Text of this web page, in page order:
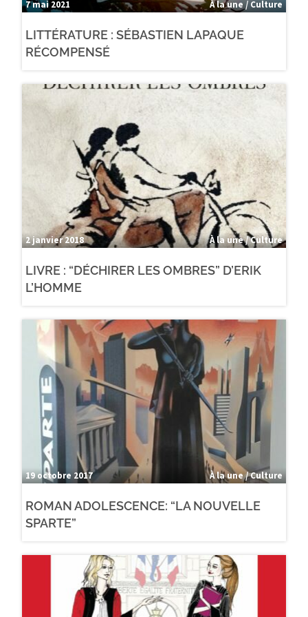
7 mai 2021 À la une / Culture
LITTÉRATURE : SÉBASTIEN LAPAQUE
RÉCOMPENSÉ
2 janvier 2018 À la une / Culture
LIVRE : “DÉCHIRER LES OMBRES” D’ERIK
L’HOMME
19 octobre 2017 À la une / Culture
ROMAN ADOLESCENCE: “LA NOUVELLE
SPARTE”